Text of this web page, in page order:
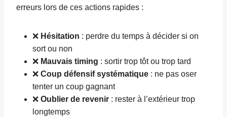
erreurs lors de ces actions rapides :
❌ Hésitation : perdre du temps à décider si on
sort ou non
❌ Mauvais timing : sortir trop tôt ou trop tard
❌ Coup défensif systématique : ne pas oser
tenter un coup gagnant
❌ Oublier de revenir : rester à l’extérieur trop
longtemps